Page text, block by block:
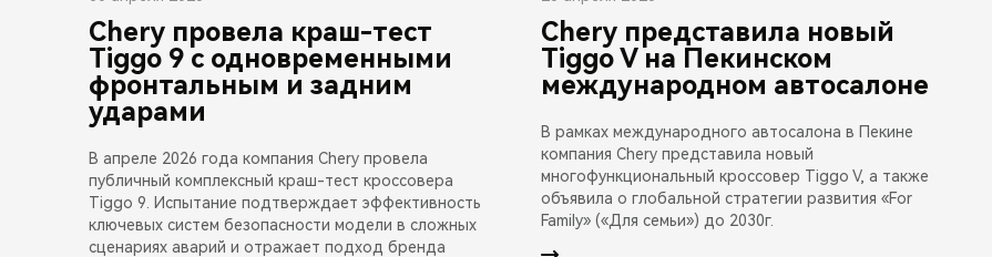
Chery провела краш-тест
Tiggo 9 с одновременными
фронтальным и задним
ударами
В апреле 2026 года компания Chery провела
публичный комплексный краш-тест кроссовера
Tiggo 9. Испытание подтверждает эффективность
ключевых систем безопасности модели в сложных
сценариях аварий и отражает подход бренда
Chery представила новый
Tiggo V на Пекинском
международном автосалоне
В рамках международного автосалона в Пекине
компания Chery представила новый
многофункциональный кроссовер Tiggo V, а также
объявила о глобальной стратегии развития «For
Family» («Для семьи») до 2030г.